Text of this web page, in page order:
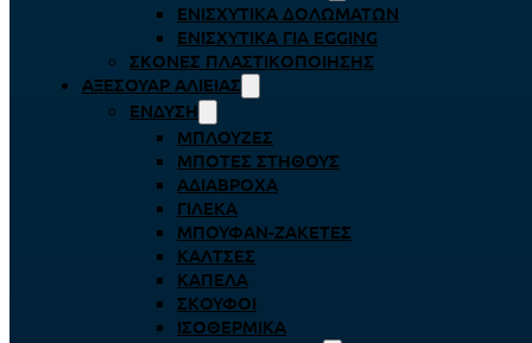
ΕΝΙΣΧΥΤΙΚΆ ΔΟΛΩΜΆΤΩΝ
ΕΝΙΣΧΥΤΙΚΆ ΓΙΑ EGGING
ΣΚΌΝΕΣ ΠΛΑΣΤΙΚΟΠΟΊΗΣΗΣ
ΑΞΕΣΟΥΆΡ ΑΛΙΕΊΑΣ
ΈΝΔΥΣΗ
ΜΠΛΟΎΖΕΣ
ΜΠΌΤΕΣ ΣΤΉΘΟΥΣ
ΑΔΙΆΒΡΟΧΑ
ΓΙΛΈΚΑ
ΜΠΟΥΦΆΝ-ΖΑΚΈΤΕΣ
ΚΆΛΤΣΕΣ
ΚΑΠΈΛΑ
ΣΚΟΎΦΟΙ
ΙΣΟΘΕΡΜΙΚΆ